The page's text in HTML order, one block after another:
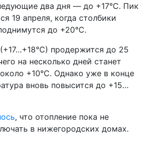
два дня — до +17°С. Пик
19 апреля, когда столбики
до +20°С.
продержится до 25
на несколько дней станет
+10°С. Однако уже в конце
вновь повысится до +15…
, что отопление пока не
в нижегородских домах.